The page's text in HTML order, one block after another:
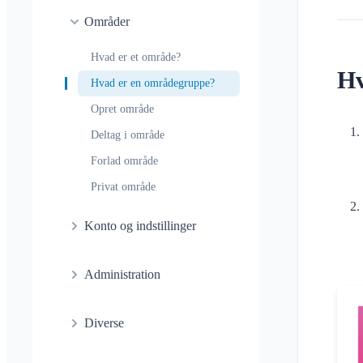
Tilmelding af børn og gæster
Deling af placering
Personlig kalender
Synkronisering
Læsekvittering
Slet besked
Områder
Kalender
Samtaler
Områder
Hvad er et område?
Hvad er en områdegruppe?
Opret område
Deltag i område
Forlad område
Privat område
Konto og indstillinger
Administration
administratorer
Diverse